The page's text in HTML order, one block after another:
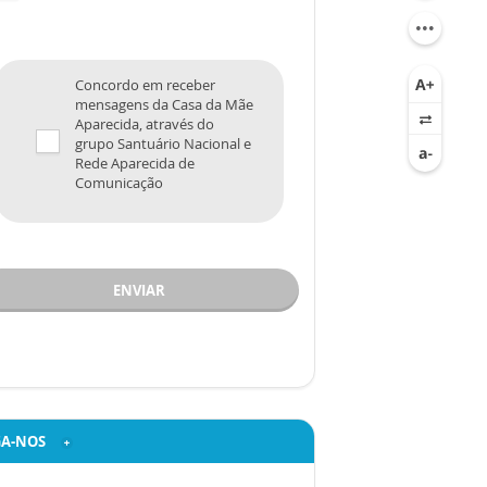
Concordo em receber
mensagens da Casa da Mãe
Aparecida, através do
grupo Santuário Nacional e
Rede Aparecida de
Comunicação
ENVIAR
NOS